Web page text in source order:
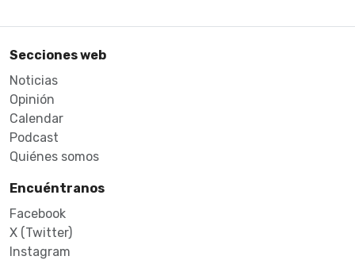
Secciones web
Noticias
Opinión
Calendar
Podcast
Quiénes somos
Encuéntranos
Facebook
X (Twitter)
Instagram